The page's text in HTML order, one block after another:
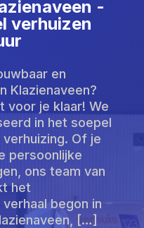
-
verhuizen
en
Klazienaveen?
voor je klaar! We
in het soepel
Of je
persoonlijke
ons team van
het
begon in
[…]